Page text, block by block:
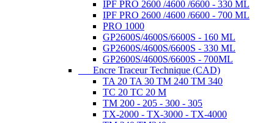
IPF PRO 2600 /4600 /6600 - 330 ML
IPF PRO 2600 /4600 /6600 - 700 ML
PRO 1000
GP2600S/4600S/6600S - 160 ML
GP2600S/4600S/6600S - 330 ML
GP2600S/4600S/6600S - 700ML
Encre Traceur Technique (CAD)
TA 20 TA 30 TM 240 TM 340
TC 20 TC 20 M
TM 200 - 205 - 300 - 305
TX-2000 - TX-3000 - TX-4000